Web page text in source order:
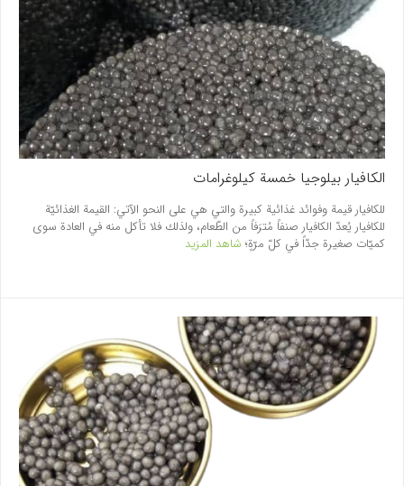
الکافيار بيلوجيا خمسة كيلوغرامات
للكافيار قيمة وفوائد غذائية كبيرة والتي هي على النحو الآتي: القيمة الغذائيّة
للكافيار يُعدّ الكافيار صنفاً مُترَفاً من الطّعام، ولذلك فلا تأكل منه في العادة سوى
كميّات صغيرة جدّاً في كلّ مرّةٍ؛ شاهد المزيد